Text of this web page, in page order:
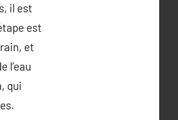
il est
est
et
l’eau
qui